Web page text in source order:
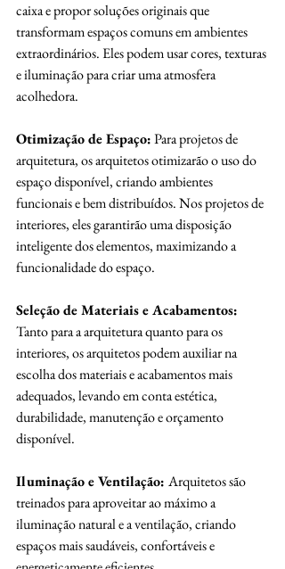
caixa e propor soluções originais que
transformam espaços comuns em ambientes
extraordinários. Eles podem usar cores, texturas
e iluminação para criar uma atmosfera
acolhedora.
Otimização de Espaço: Para projetos de
arquitetura, os arquitetos otimizarão o uso do
espaço disponível, criando ambientes
funcionais e bem distribuídos. Nos projetos de
interiores, eles garantirão uma disposição
inteligente dos elementos, maximizando a
funcionalidade do espaço.
Seleção de Materiais e Acabamentos:
Tanto para a arquitetura quanto para os
interiores, os arquitetos podem auxiliar na
escolha dos materiais e acabamentos mais
adequados, levando em conta estética,
durabilidade, manutenção e orçamento
disponível.
Iluminação e Ventilação: Arquitetos são
treinados para aproveitar ao máximo a
iluminação natural e a ventilação, criando
espaços mais saudáveis, confortáveis e